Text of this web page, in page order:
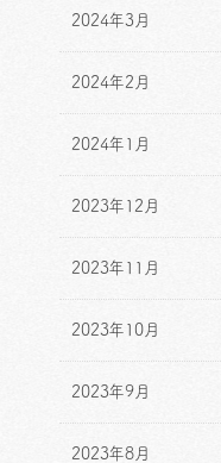
2024年3月
2024年2月
2024年1月
2023年12月
2023年11月
2023年10月
2023年9月
2023年8月